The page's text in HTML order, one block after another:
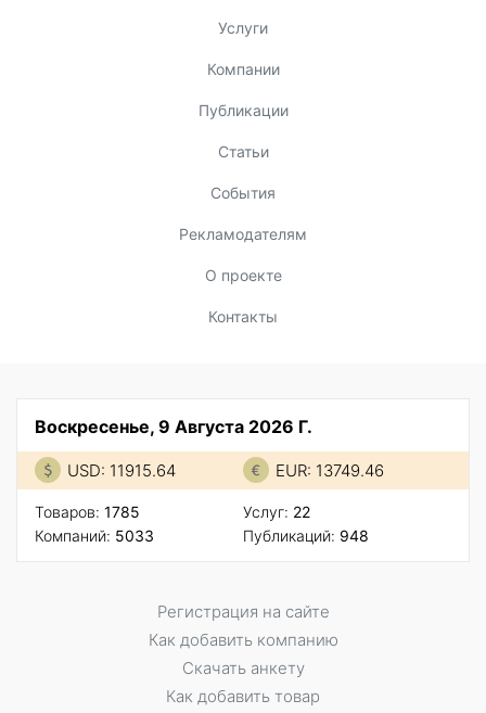
Услуги
Компании
Публикации
Статьи
События
Рекламодателям
О проекте
Контакты
Воскресенье, 9 Августа 2026 Г.
USD: 11915.64 EUR: 13749.46
Товаров: 1785
Компаний: 5033
Услуг: 22
Публикаций: 948
Регистрация на сайте
Как добавить компанию
Скачать анкету
Как добавить товар